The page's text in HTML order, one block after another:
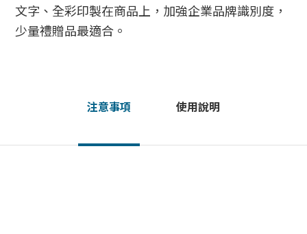
文字、全彩印製在商品上，加強企業品牌識別度，
少量禮贈品最適合。
注意事項 使用說明